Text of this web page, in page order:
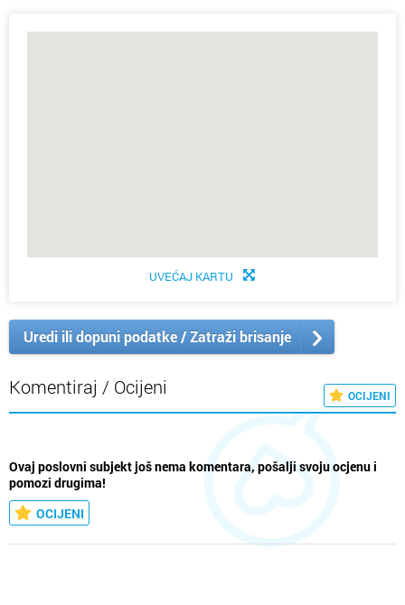
UVEĆAJ KARTU
Uredi ili dopuni podatke / Zatraži brisanje
Komentiraj / Ocijeni OCIJENI
Ovaj poslovni subjekt još nema komentara, pošalji svoju ocjenu i
pomozi drugima!
OCIJENI